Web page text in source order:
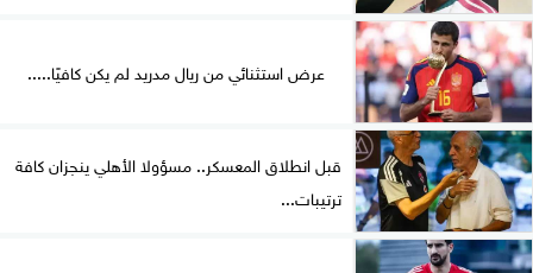
عرض استثنائي من ريال مدريد لم يكن كافيًا.....
قبل انطلاق المعسكر.. مسؤولا الأهلي ينجزان كافة
ترتيبات...